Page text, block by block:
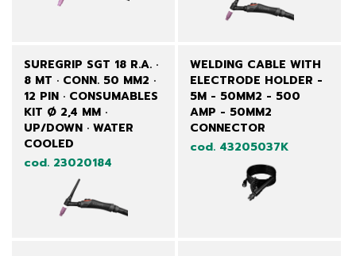
SUREGRIP SGT 18 R.A. ·
8 MT · CONN. 50 MM2 ·
12 PIN · CONSUMABLES
KIT Ø 2,4 MM ·
UP/DOWN · WATER
COOLED
cod. 23020184
WELDING CABLE WITH
ELECTRODE HOLDER -
5M - 50MM2 - 500
AMP - 50MM2
CONNECTOR
cod. 43205037K